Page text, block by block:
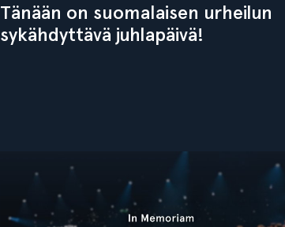
Tänään on suomalaisen urheilun
sykähdyttävä juhlapäivä!